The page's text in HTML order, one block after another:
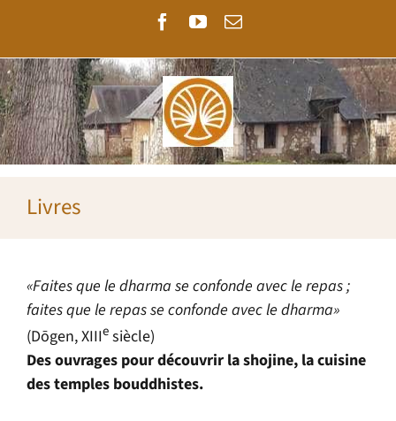
contenu
Facebook
YouTube
Email
Livres
«Faites que le dharma se confonde avec le repas ;
faites que le repas se confonde avec le dharma»
(Dōgen, XIIIesiècle)
Des ouvrages pour découvrir la shojine, la cuisine
des temples bouddhistes.